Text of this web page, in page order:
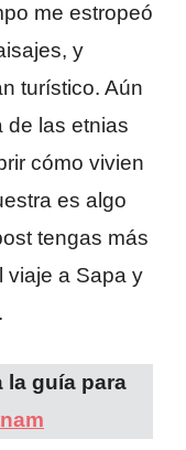
me estropeó
y
turístico. Aún
de las etnias
cómo vivien
es algo
tengas más
viaje a Sapa y
la guía para